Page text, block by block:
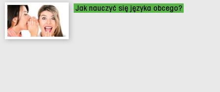
Jak nauczyć się języka obcego?